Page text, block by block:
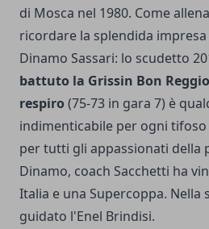
di Mosca nel 1980. Come
ricordare la splendida
Dinamo Sassari: lo scudetto
battuto la Grissin Bon
respiro (75-73 in gara 7) è
indimenticabile per ogni tifoso
per tutti gli appassionati della
Dinamo, coach Sacchetti ha
Italia e una Supercoppa. Nella
guidato l'Enel Brindisi.